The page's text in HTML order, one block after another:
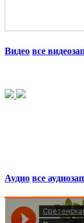
Видео все
Аудио все